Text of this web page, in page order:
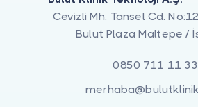
Cevizli Mh. Tansel Cd.
Bulut Plaza Maltepe /
0850 711 11 33